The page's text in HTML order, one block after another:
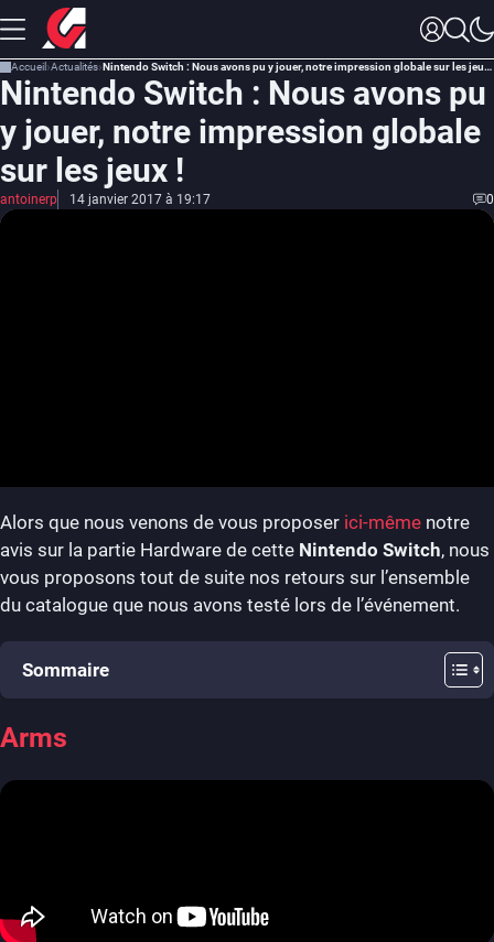
Accueil Actualités Nintendo Switch : Nous avons pu y jouer, notre impression globale sur les jeux !
Nintendo Switch : Nous avons pu
y jouer, notre impression globale
sur les jeux !
antoinerp 14 janvier 2017 à 19:17 0
Alors que nous venons de vous proposer ici-même notre
avis sur la partie Hardware de cette Nintendo Switch, nous
vous proposons tout de suite nos retours sur l’ensemble
du catalogue que nous avons testé lors de l’événement.
Sommaire
Arms